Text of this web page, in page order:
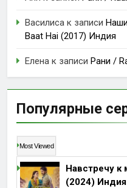
Василиса к записи
Baat Hai (2017) Индия
Елена к записи Рани /
Популярные
Most Viewed
Навстречу к
(2024) Индия